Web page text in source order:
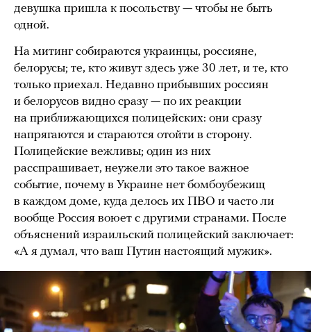
девушка пришла к посольству — чтобы не быть
одной.
На митинг собираются украинцы, россияне,
белорусы; те, кто живут здесь уже 30 лет, и те, кто
только приехал. Недавно прибывших россиян
и белорусов видно сразу — по их реакции
на приближающихся полицейских: они сразу
напрягаются и стараются отойти в сторону.
Полицейские вежливы; один из них
расспрашивает, неужели это такое важное
событие, почему в Украине нет бомбоубежищ
в каждом доме, куда делось их ПВО и часто ли
вообще Россия воюет с другими странами. После
объяснений израильский полицейский заключает:
«А я думал, что ваш Путин настоящий мужик».